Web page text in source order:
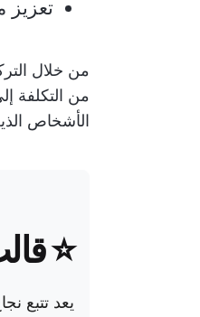
تعزيز
من خلال
من التكلفة
الأشخاص
⭐
يعد تتبع